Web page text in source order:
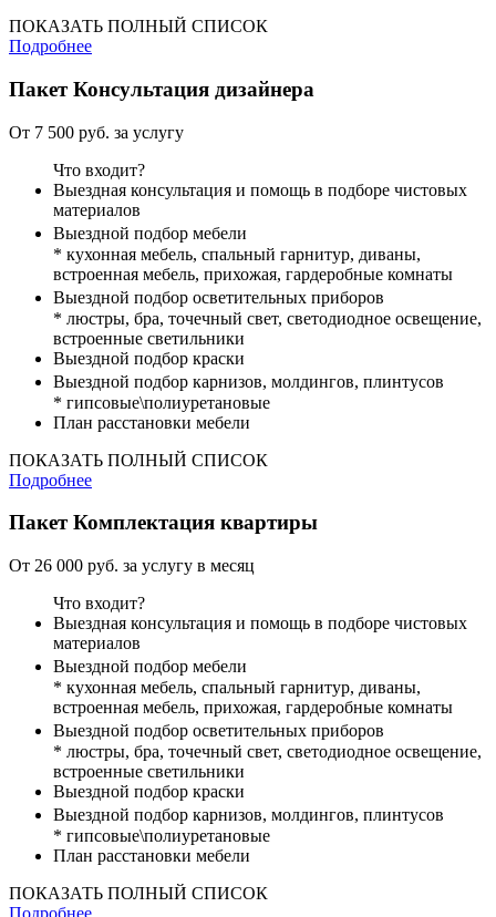
ПОКАЗАТЬ ПОЛНЫЙ СПИСОК
Подробнее
ПакетКонсультация дизайнера
От 7 500 руб. за услугу
Что входит?
Выездная консультация и помощь в подборе чистовых
материалов
Выездной подбор мебели
* кухонная мебель, спальный гарнитур, диваны,
встроенная мебель, прихожая, гардеробные комнаты
Выездной подбор осветительных приборов
* люстры, бра, точечный свет, светодиодное освещение,
встроенные светильники
Выездной подбор краски
Выездной подбор карнизов, молдингов, плинтусов
* гипсовые\полиуретановые
План расстановки мебели
ПОКАЗАТЬ ПОЛНЫЙ СПИСОК
Подробнее
ПакетКомплектация квартиры
От 26 000 руб. за услугу в месяц
Что входит?
Выездная консультация и помощь в подборе чистовых
материалов
Выездной подбор мебели
* кухонная мебель, спальный гарнитур, диваны,
встроенная мебель, прихожая, гардеробные комнаты
Выездной подбор осветительных приборов
* люстры, бра, точечный свет, светодиодное освещение,
встроенные светильники
Выездной подбор краски
Выездной подбор карнизов, молдингов, плинтусов
* гипсовые\полиуретановые
План расстановки мебели
ПОКАЗАТЬ ПОЛНЫЙ СПИСОК
Подробнее